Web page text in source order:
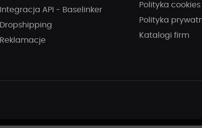
Integracja API - Baselinker
Dropshipping
Reklamacje
Polityka cookies
Polityka
Katalogi firm